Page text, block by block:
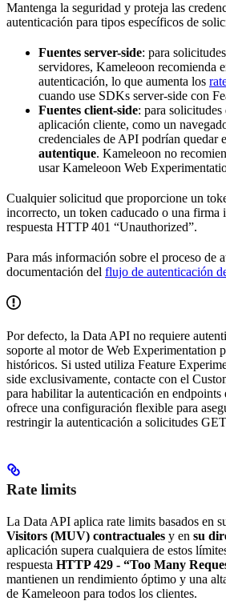
Mantenga la seguridad y proteja las
autenticación para tipos específicos de
Fuentes server-side: para
servidores, Kameleoon recomienda
autenticación, lo que aumenta los
cuando use SDKs server-side con
Fuentes client-side: para
aplicación cliente, como un
credenciales de API podrían quedar
autentique. Kameleoon no
usar Kameleoon Web
Cualquier solicitud que proporcione un
incorrecto, un token caducado o una firma
respuesta HTTP 401 “Unauthorized”.
Para más información sobre el proceso de
documentación del flujo de autenticación
Por defecto, la Data API no requiere
soporte al motor de Web Experimentation
históricos. Si usted utiliza Feature
side exclusivamente, contacte con el
para habilitar la autenticación en
ofrece una configuración flexible para
restringir la autenticación a solicitudes
Rate limits
La Data API aplica rate limits basados en
Visitors (MUV) contractuales y en su
aplicación supera cualquiera de estos
respuesta HTTP 429 - “Too Many
mantienen un rendimiento óptimo y una
de Kameleoon para todos los clientes.